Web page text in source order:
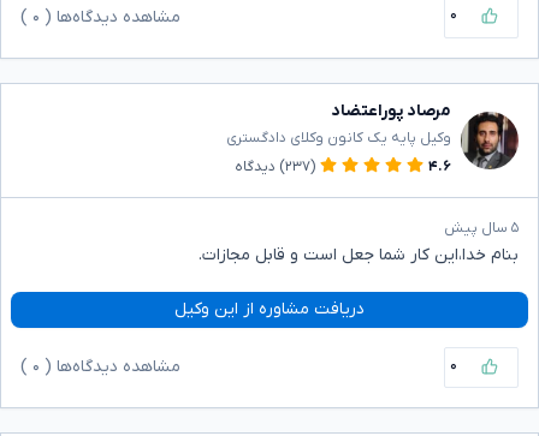
۰ مشاهده دیدگاه‌ها ( ۰
مرصاد پوراعتضاد
وکیل پایه یک کانون وکلای دادگستری
۴.۶
(۲۳۷) دیدگاه
۵ سال پیش
بنام خدا،این کار شما جعل است و قابل مجازات.
دریافت مشاوره از این وکیل
۰ مشاهده دیدگاه‌ها ( ۰